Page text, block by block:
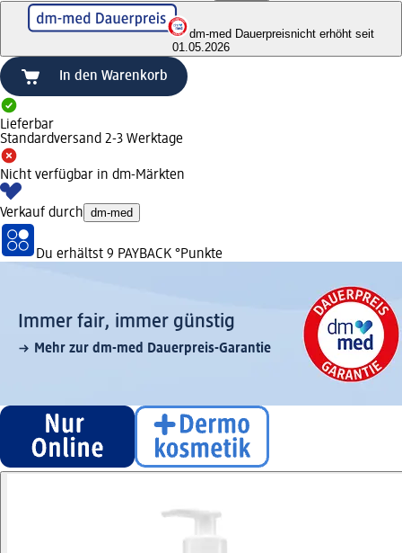
dm-med Dauerpreisnicht erhöht seit
01.05.2026
In den Warenkorb
Lieferbar
Standardversand 2-3 Werktage
Nicht verfügbar in dm-Märkten
Verkauf durch dm-med
Du erhältst 9 PAYBACK °Punkte
Immer fair,­ immer günstig
Mehr zur dm-med Dauerpreis-Garantie